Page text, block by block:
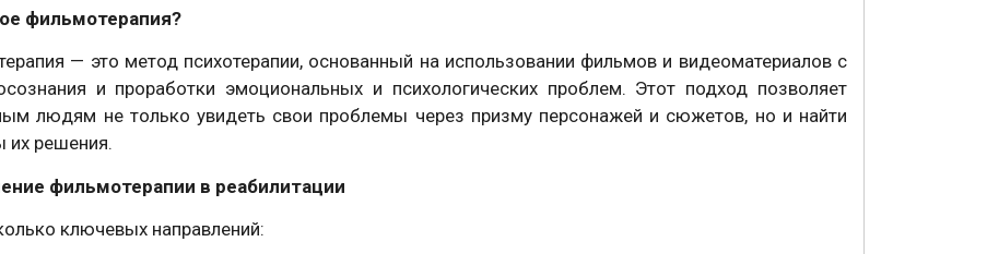
фильмотерапия?
— это метод психотерапии, основанный на использовании фильмов и видеоматериалов с
и проработки эмоциональных и психологических проблем. Этот подход позволяет
людям не только увидеть свои проблемы через призму персонажей и сюжетов, но и найти
их решения.
фильмотерапии в реабилитации
ключевых направлений: